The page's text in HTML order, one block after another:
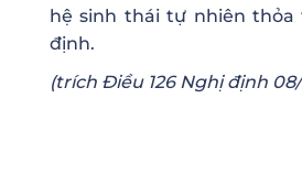
hệ sinh thái tự nhiên thỏa
định.
(trích Điều 126 Nghị định